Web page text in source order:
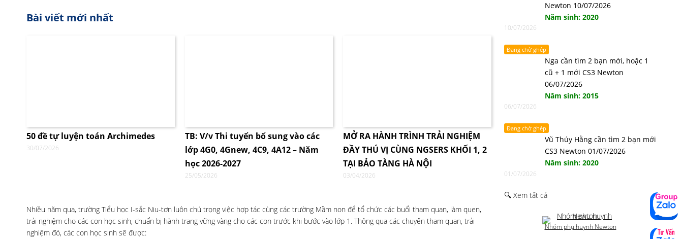
Bài viết mới nhất
50 đề tự luyện toán Archimedes
30/07/2026
TB: V/v Thi tuyển bổ sung vào các
lớp 4G0, 4Gnew, 4C9, 4A12 – Năm
học 2026-2027
25/05/2026
MỞ RA HÀNH TRÌNH TRẢI NGHIỆM
ĐẦY THÚ VỊ CÙNG NGSERS KHỐI 1, 2
TẠI BẢO TÀNG HÀ NỘI
03/04/2026
Nhiều năm qua, trường Tiểu học I-sắc Niu-tơn luôn chú trọng việc hợp tác cùng các trường Mầm non để tổ chức các buổi tham quan, làm quen,
trải nghiệm cho các con học sinh, chuẩn bị hành trang vững vàng cho các con trước khi bước vào lớp 1. Thông qua các chuyến tham quan, trải
nghiệm đó, các con học sinh sẽ được:
Newton 10/07/2026
Năm sinh: 2020
10/07/2026
Đang chờ ghép
Nga cần tìm 2 bạn mới, hoặc 1
cũ + 1 mới CS3 Newton
06/07/2026
Năm sinh: 2015
06/07/2026
Đang chờ ghép
Vũ Thúy Hằng cần tìm 2 bạn mới
CS3 Newton 01/07/2026
Năm sinh: 2020
01/07/2026
🔍 Xem tất cả
Nhóm phụ huynh Newton